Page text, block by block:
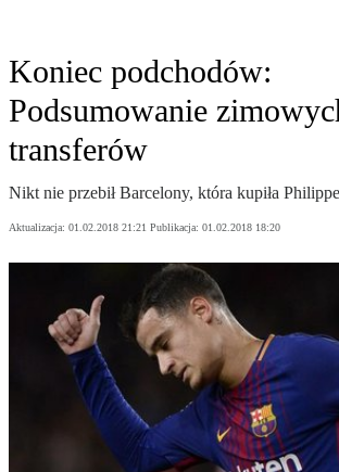
Koniec podchodów:
Podsumowanie
transferów
Nikt nie przebił Barcelony, która kupiła
Aktualizacja: 01.02.2018 21:21 Publikacja: 01.02.2018 18:20